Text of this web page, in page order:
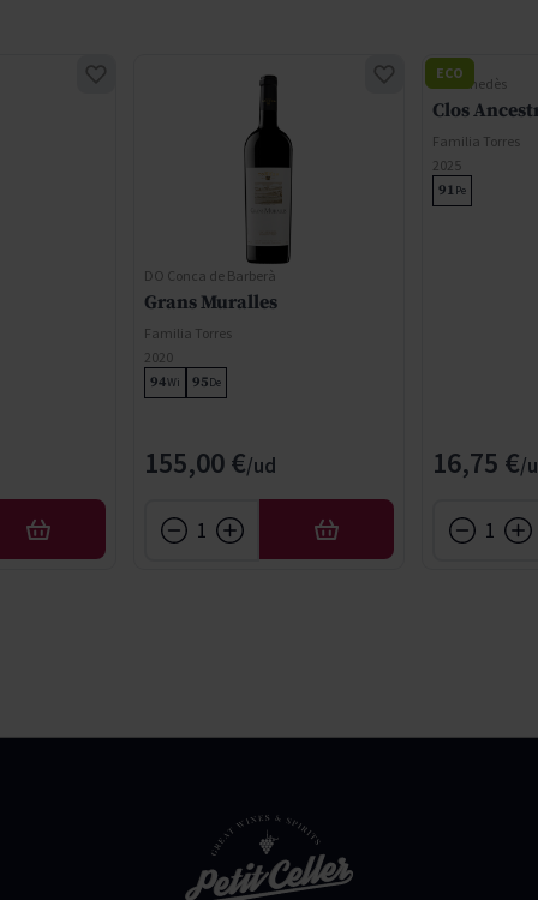
AFEGIR
DO Conca de Barberà
Grans Muralles
Familia Torres
2020
94Wi 95De
155,00 €
AFEGIR
DO Penedès
Clos
Familia Torres
2025
91 Pe
16,75 €
ECO